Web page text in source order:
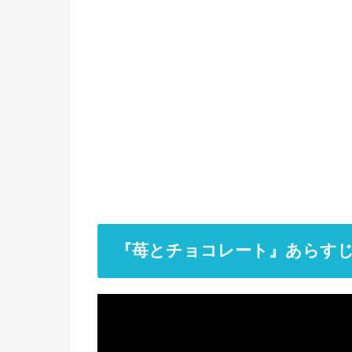
『苺とチョコレート』あらす